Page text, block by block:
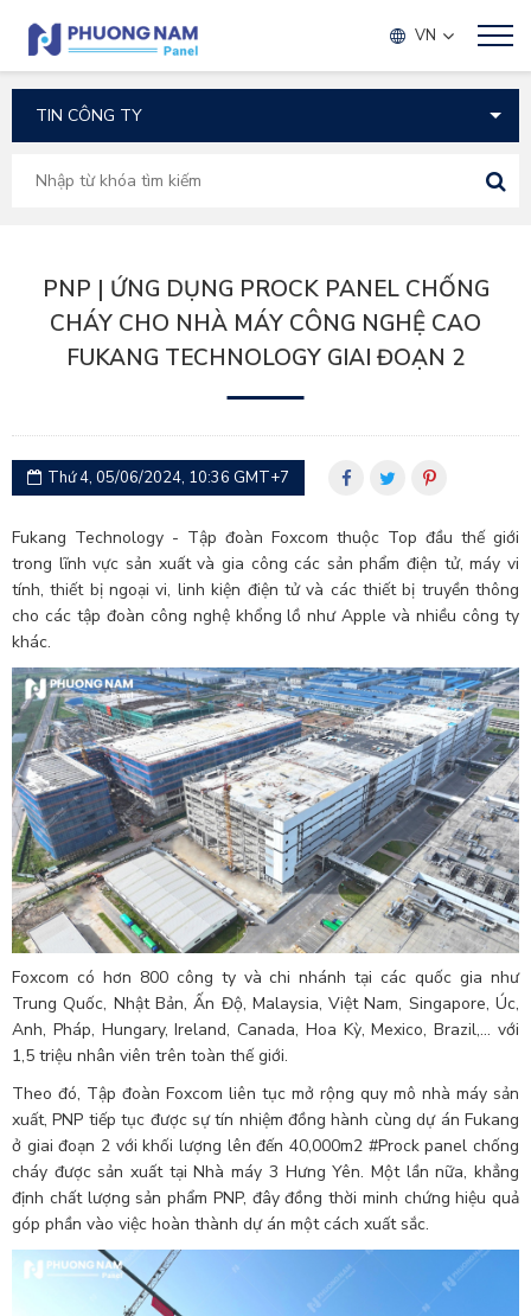
VN
TIN TỨC
PNP | ỨNG DỤNG PROCK PANEL CHỐNG
CHÁY CHO NHÀ MÁY CÔNG NGHỆ CAO
FUKANG TECHNOLOGY GIAI ĐOẠN 2
Thứ 4, 05/06/2024, 10:36 GMT+7
Fukang Technology - Tập đoàn Foxcom thuộc Top đầu thế giới
trong lĩnh vực sản xuất và gia công các sản phẩm điện tử, máy vi
tính, thiết bị ngoại vi, linh kiện điện tử và các thiết bị truyền thông
cho các tập đoàn công nghệ khổng lồ như Apple và nhiều công ty
khác.
Foxcom có hơn 800 công ty và chi nhánh tại các quốc gia như
Trung Quốc, Nhật Bản, Ấn Độ, Malaysia, Việt Nam, Singapore, Úc,
Anh, Pháp, Hungary, Ireland, Canada, Hoa Kỳ, Mexico, Brazil,... với
1,5 triệu nhân viên trên toàn thế giới.
Theo đó, Tập đoàn Foxcom liên tục mở rộng quy mô nhà máy sản
xuất, PNP tiếp tục được sự tín nhiệm đồng hành cùng dự án Fukang
ở giai đoạn 2 với khối lượng lên đến 40,000m2 #Prockpanel chống
cháy được sản xuất tại Nhà máy 3 Hưng Yên. Một lần nữa, khẳng
định chất lượng sản phẩm PNP, đây đồng thời minh chứng hiệu quả
góp phần vào việc hoàn thành dự án một cách xuất sắc.